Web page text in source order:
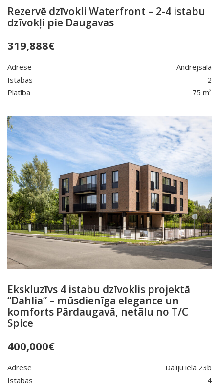
Rezervē dzīvokli Waterfront – 2-4 istabu
dzīvokļi pie Daugavas
319,888€
Adrese
Andrejsala
Istabas
2
Platība
75 m²
Ekskluzīvs 4 istabu dzīvoklis projektā
“Dahlia” – mūsdienīga elegance un
komforts Pārdaugavā, netālu no T/C
Spice
400,000€
Adrese
Dāliju iela 23b
Istabas
4